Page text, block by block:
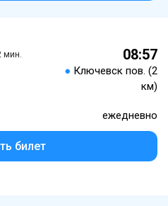
мин. 08:57
● Ключевск пов. (2
км)
ежедневно
билет